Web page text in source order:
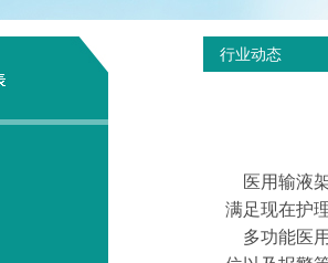
行业动态
医用输液
满足现在护
多功能医